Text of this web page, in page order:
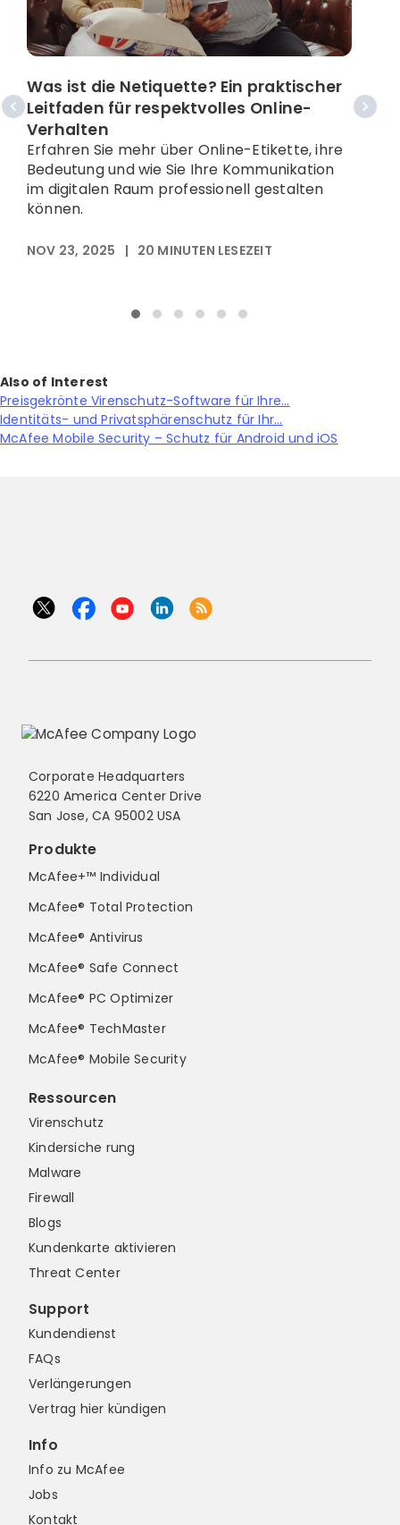
Was ist die Netiquette? Ein praktischer
Leitfaden für respektvolles Online-
Verhalten
Erfahren Sie mehr über Online-Etikette, ihre
Bedeutung und wie Sie Ihre Kommunikation
im digitalen Raum professionell gestalten
können.
NOV 23, 2025 | 20 MINUTEN LESEZEIT
Also of Interest
Preisgekrönte Virenschutz-Software für Ihre...
Identitäts- und Privatsphärenschutz für Ihr...
McAfee Mobile Security – Schutz für Android und iOS
Corporate Headquarters
6220 America Center Drive
San Jose, CA 95002 USA
Produkte
McAfee+™ Individual
McAfee® Total Protection
McAfee® Antivirus
McAfee® Safe Connect
McAfee® PC Optimizer
McAfee® TechMaster
McAfee® Mobile Security
Ressourcen
Virenschutz
Kindersiche rung
Malware
Firewall
Blogs
Kundenkarte aktivieren
Threat Center
Support
Kundendienst
FAQs
Verlängerungen
Vertrag hier kündigen
Info
Info zu McAfee
Jobs
Kontakt